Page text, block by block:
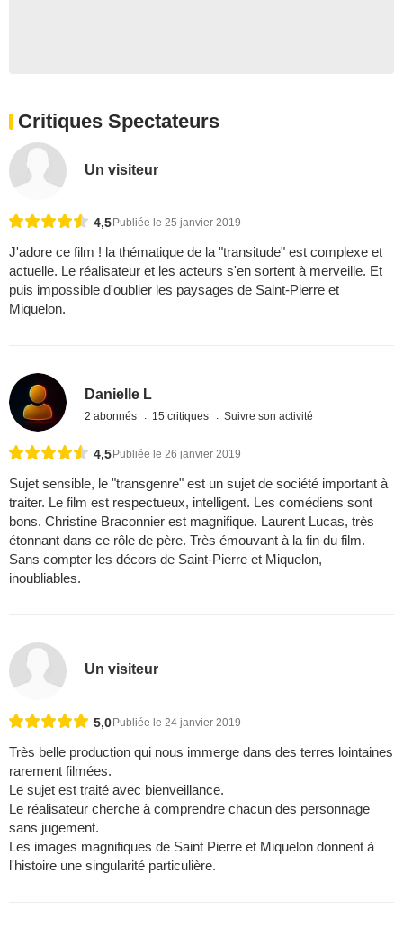
Critiques Spectateurs
Un visiteur
4,5 Publiée le 25 janvier 2019
J'adore ce film ! la thématique de la "transitude" est complexe et
actuelle. Le réalisateur et les acteurs s'en sortent à merveille. Et
puis impossible d'oublier les paysages de Saint-Pierre et
Miquelon.
Danielle L
2 abonnés 15 critiques Suivre son activité
4,5Publiée le 26 janvier 2019
Sujet sensible, le "transgenre" est un sujet de société important à
traiter. Le film est respectueux, intelligent. Les comédiens sont
bons. Christine Braconnier est magnifique. Laurent Lucas, très
étonnant dans ce rôle de père. Très émouvant à la fin du film.
Sans compter les décors de Saint-Pierre et Miquelon,
inoubliables.
Un visiteur
5,0Publiée le 24 janvier 2019
Très belle production qui nous immerge dans des terres lointaines
rarement filmées.
Le sujet est traité avec bienveillance.
Le réalisateur cherche à comprendre chacun des personnage
sans jugement.
Les images magnifiques de Saint Pierre et Miquelon donnent à
l'histoire une singularité particulière.